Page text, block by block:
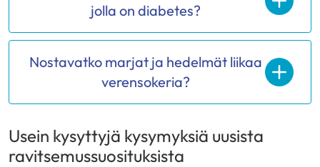
jolla on diabetes?
Nostavatko marjat ja hedelmät liikaa
verensokeria?
Usein kysyttyjä kysymyksiä uusista
ravitsemussuosituksista